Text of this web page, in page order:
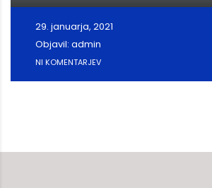
29. januarja, 2021
Objavil: admin
NI KOMENTARJEV